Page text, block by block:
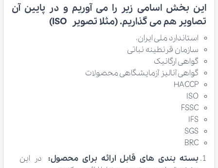
این بخش اسامی زیر را می آوریم و در پایین آن
تصاویر هم می گذاریم. (مثلا تصویر ISO)
استاندارد ملی ایران،
سازمان قرنطینه نباتی
گواهی ارگانیک
گواهی آنالیز آزمایشگاهی محصولات
HACCP
ISO
FSSC
IFS
SGS
BRC
بسته بندی های قابل ارائه برای محصول: در این